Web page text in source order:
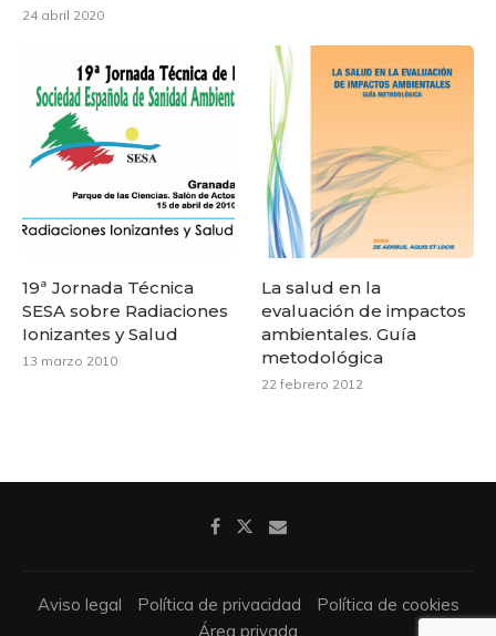
24 abril 2020
19ª Jornada Técnica
SESA sobre Radiaciones
Ionizantes y Salud
13 marzo 2010
La salud en la
evaluación de impactos
ambientales. Guía
metodológica
22 febrero 2012
Aviso legal Política de privacidad
Política de cookies
Área privada